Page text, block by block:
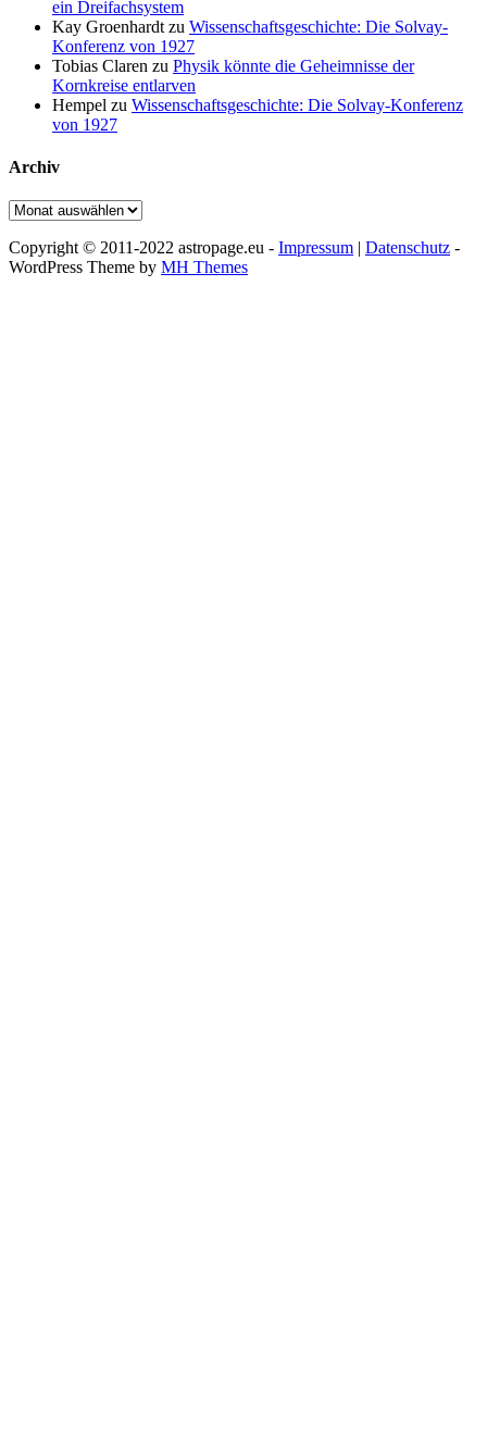
ein Dreifachsystem
Kay Groenhardt zu Wissenschaftsgeschichte: Die Solvay-
Konferenz von 1927
Tobias Claren zu Physik könnte die Geheimnisse der
Kornkreise entlarven
Hempel zu Wissenschaftsgeschichte: Die Solvay-Konferenz
von 1927
Archiv
Archiv
Copyright © 2011-2022 astropage.eu - Impressum | Datenschutz -
WordPress Theme by MH Themes